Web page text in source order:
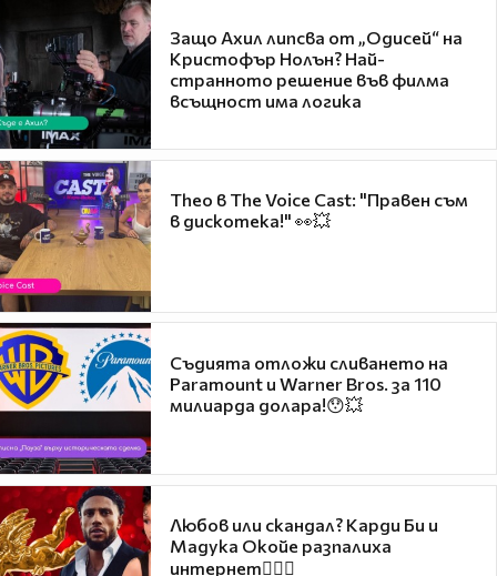
Защо Ахил липсва от „Одисей“ на
Кристофър Нолън? Най-
странното решение във филма
всъщност има логика
Theo в The Voice Cast: "Правен съм
в дискотека!" 👀💥
Съдията отложи сливането на
Paramount и Warner Bros. за 110
милиарда долара!😯💥
Любов или скандал? Карди Би и
Мадука Окойе разпалиха
интернет❤️‍🔥🔥